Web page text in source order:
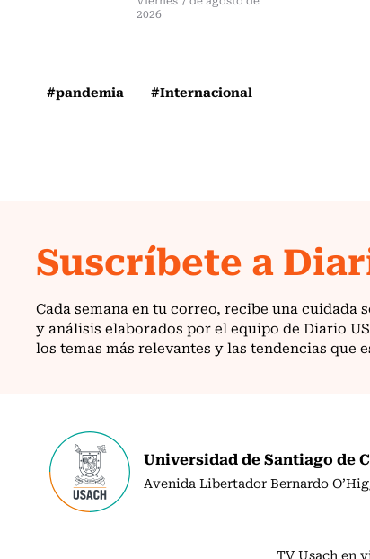
2026
#pandemia #Internacional
Universidad de Santiago de
Avenida Libertador Bernardo
TV Usach en